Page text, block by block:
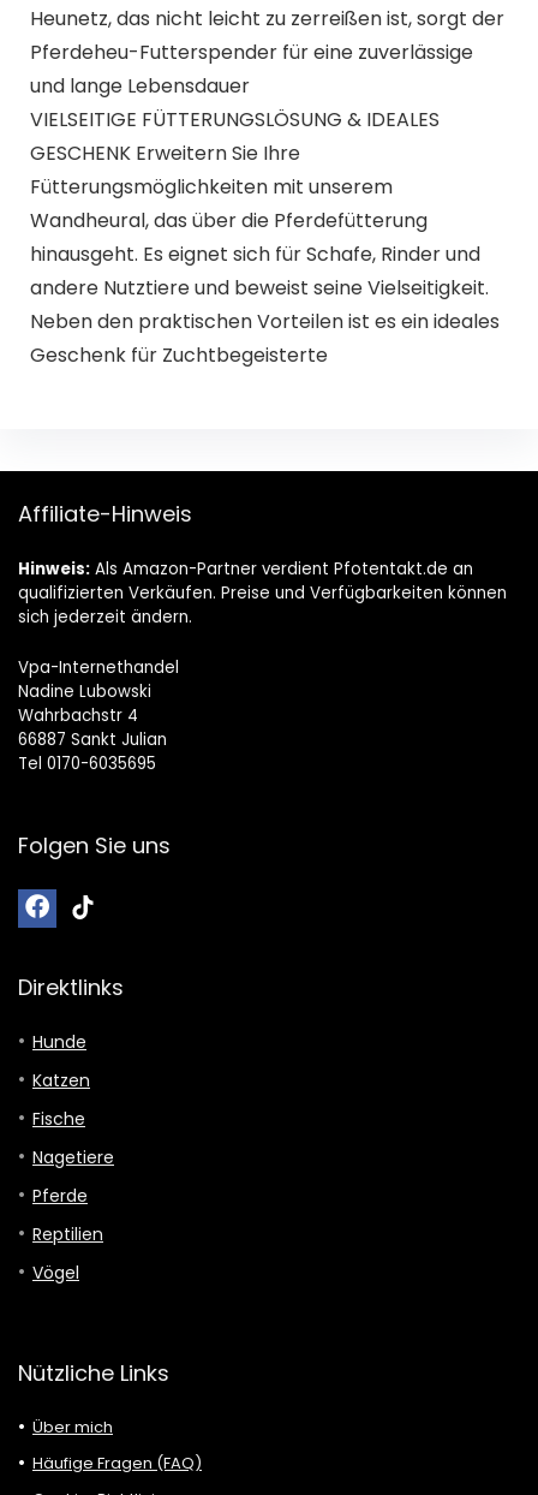
Heunetz, das nicht leicht zu zerreißen ist, sorgt der
Pferdeheu-Futterspender für eine zuverlässige
und lange Lebensdauer
VIELSEITIGE FÜTTERUNGSLÖSUNG & IDEALES
GESCHENK Erweitern Sie Ihre
Fütterungsmöglichkeiten mit unserem
Wandheural, das über die Pferdefütterung
hinausgeht. Es eignet sich für Schafe, Rinder und
andere Nutztiere und beweist seine Vielseitigkeit.
Neben den praktischen Vorteilen ist es ein ideales
Geschenk für Zuchtbegeisterte
Affiliate-Hinweis
Hinweis: Als Amazon-Partner verdient Pfotentakt.de an
qualifizierten Verkäufen. Preise und Verfügbarkeiten können
sich jederzeit ändern.
Vpa-Internethandel
Nadine Lubowski
Wahrbachstr 4
66887 Sankt Julian
Tel 0170-6035695
Folgen Sie uns
Direktlinks
Hunde
Katzen
Fische
Nagetiere
Pferde
Reptilien
Vögel
Nützliche Links
Über mich
Häufige Fragen (FAQ)